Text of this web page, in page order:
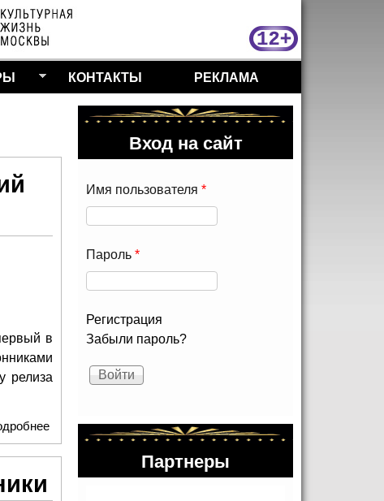
КОНТАКТЫ РЕКЛАМА
в
релиза
о Нейромонах Феофан выпустил первый акустический
альбом
Вход на сайт
Имя пользователя *
Пароль *
Регистрация
Забыли пароль?
Партнеры